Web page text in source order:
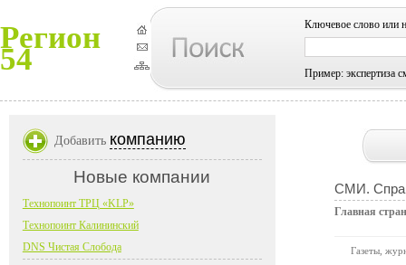
Регион
54
Ключевое слово или
Пример: экспертиза
СМИ.
Главная
Газеты,
Добавить компанию
Новые компании
Технопоинт ТРЦ «KLP»
Технопоинт Калининский
DNS Чистая Слобода